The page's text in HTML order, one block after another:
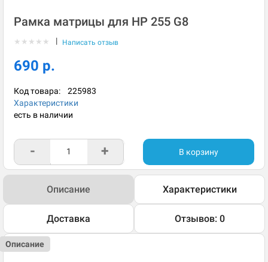
Рамка матрицы для HP 255 G8
★ ★ ★ ★ ★ | Написать отзыв
690 р.
Код товара: 225983
Характеристики
есть в наличии
- + В корзину
Описание Характеристики
Доставка Отзывов: 0
Описание